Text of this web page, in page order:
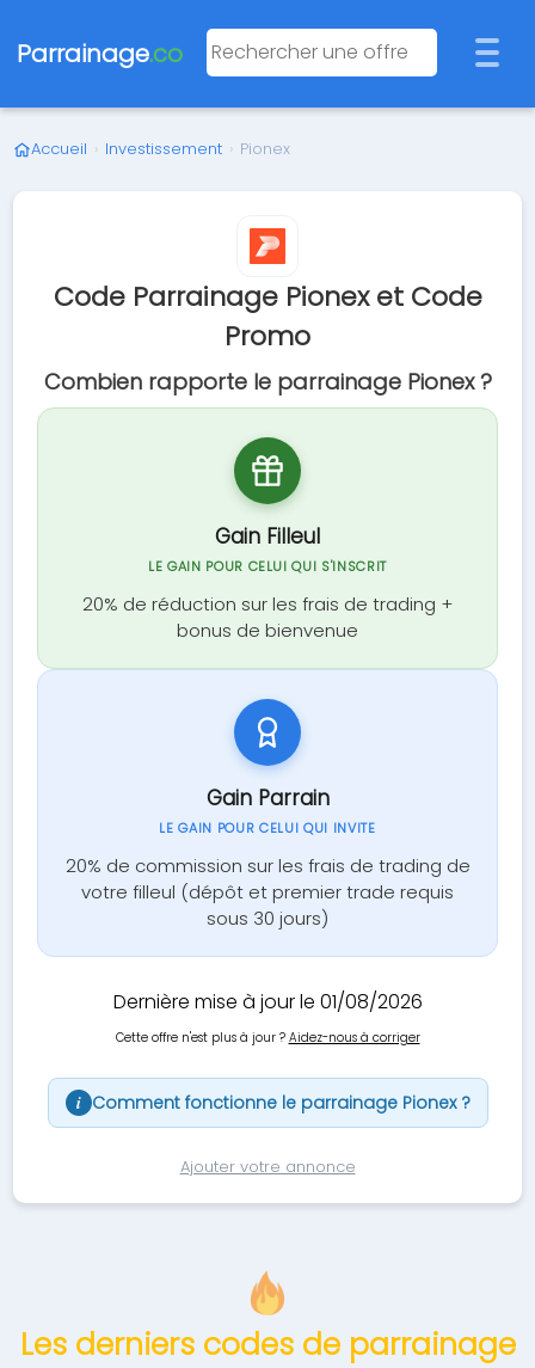
Parrainage.co
Accueil › Investissement › Pionex
Code Parrainage Pionex et Code
Promo
Combien rapporte le parrainage Pionex ?
Gain Filleul
LE GAIN POUR CELUI QUI S'INSCRIT
20% de réduction sur les frais de trading +
bonus de bienvenue
Gain Parrain
LE GAIN POUR CELUI QUI INVITE
20% de commission sur les frais de trading de
votre filleul (dépôt et premier trade requis
sous 30 jours)
Dernière mise à jour le 01/08/2026
Cette offre n'est plus à jour ? Aidez-nous à corriger
i Comment fonctionne le parrainage Pionex ?
Ajouter votre annonce
Les derniers codes de parrainage